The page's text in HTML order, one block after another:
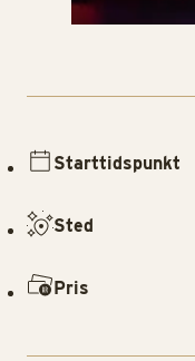
Starttidspunkt
Sted
Pris